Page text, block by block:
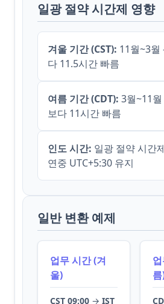
일광 절약 시간제 영향
겨울 기간 (CST): 11월~3월
다 11.5시간 빠름
여름 기간 (CDT): 3월~11월
보다 11시간 빠름
인도 시간: 일광 절약 시간
연중 UTC+5:30 유지
일반 변환 예제
업무 시간 (겨
울)
CST 09:00 → IST